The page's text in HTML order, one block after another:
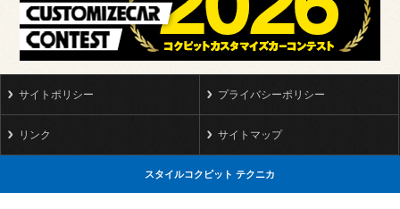
サイトポリシー プライバシーポリシー
リンク サイトマップ
スタイルコクピット テクニカ